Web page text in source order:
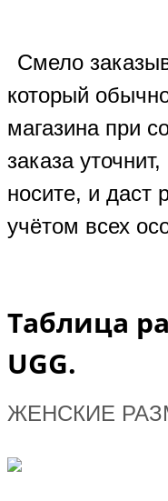
Смело
который
магазина при
заказа
носите, и даст
учётом всех
Таблица
UGG.
ЖЕНСКИЕ